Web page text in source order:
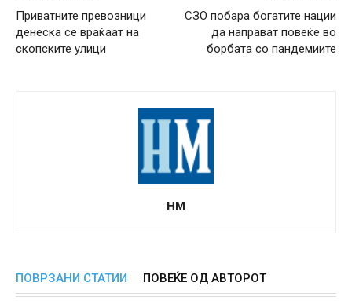
Приватните превозници
денеска се враќаат на
скопските улици
СЗО побара богатите нации
да направат повеќе во
борбата со пандемиите
НМ
ПОВРЗАНИ СТАТИИ ПОВЕЌЕ ОД АВТОРОТ